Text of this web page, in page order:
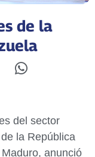
de la
del sector
la República
anunció